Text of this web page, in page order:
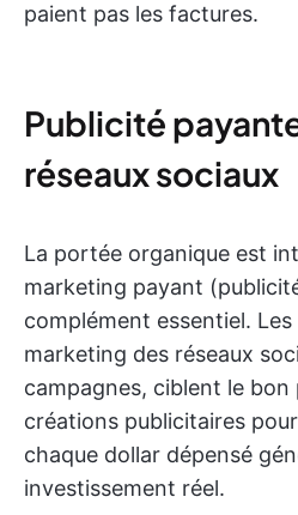
paient pas les factures.
Publicité
réseaux sociaux
La portée organique est
marketing payant
complément essentiel.
marketing des réseaux
campagnes, ciblent le
créations publicitaires
chaque dollar dépensé
investissement réel.